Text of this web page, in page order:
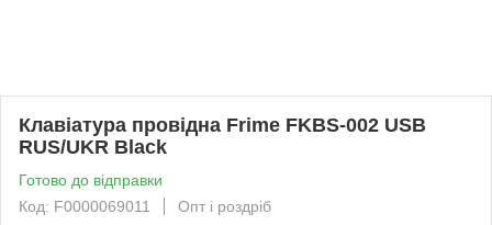
Клавіатура провідна Frime FKBS-002 USB
RUS/UKR Black
Готово до відправки
Код: F0000069011
Опт і роздріб